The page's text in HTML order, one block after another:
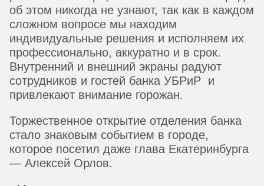
об этом никогда не узнают, так как в каждом
сложном вопросе мы находим
индивидуальные решения и исполняем их
профессионально, аккуратно и в срок.
Внутренний и внешний экраны радуют
сотрудников и гостей банка УБРиР и
привлекают внимание горожан.
Торжественное открытие отделения банка
стало знаковым событием в городе,
которое посетил даже глава Екатеринбурга
— Алексей Орлов.